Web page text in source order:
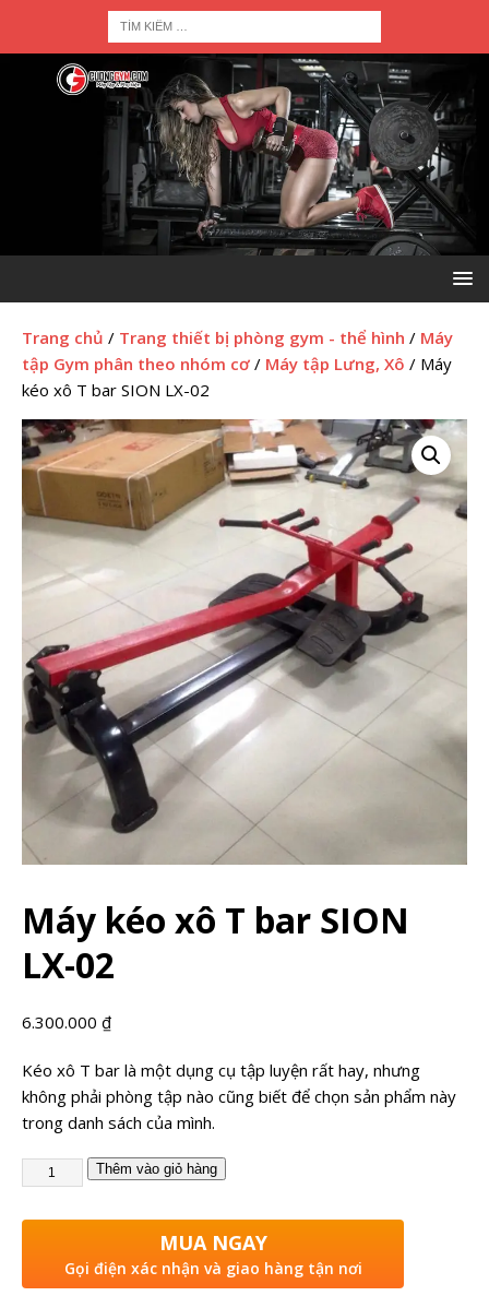
Trang chủ / Trang thiết bị phòng gym - thể hình / Máy
tập Gym phân theo nhóm cơ / Máy tập Lưng, Xô / Máy
kéo xô T bar SION LX-02
Máy kéo xô T bar SION
LX-02
6.300.000 ₫
Kéo xô T bar là một dụng cụ tập luyện rất hay, nhưng
không phải phòng tập nào cũng biết để chọn sản phẩm này
trong danh sách của mình.
Thêm vào giỏ hàng
MUA NGAY
Gọi điện xác nhận và giao hàng tận nơi